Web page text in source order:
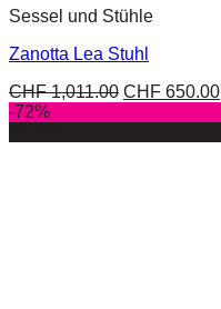
Sessel und Stühle
Zanotta Lea Stuhl
CHF1,011.00 CHF 650.00
-72%